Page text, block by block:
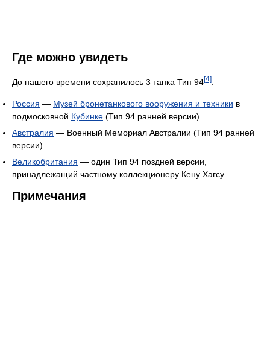
Где можно увидеть
До нашего времени сохранилось 3 танка Тип 94[4]
Россия — Музей бронетанкового вооружения и техники в
подмосковной Кубинке (Тип 94 ранней версии).
Австралия — Военный Мемориал Австралии (Тип 94 ранней
версии).
Великобритания — один Тип 94 поздней версии,
принадлежащий частному коллекционеру Кену Хагсу.
Примечания